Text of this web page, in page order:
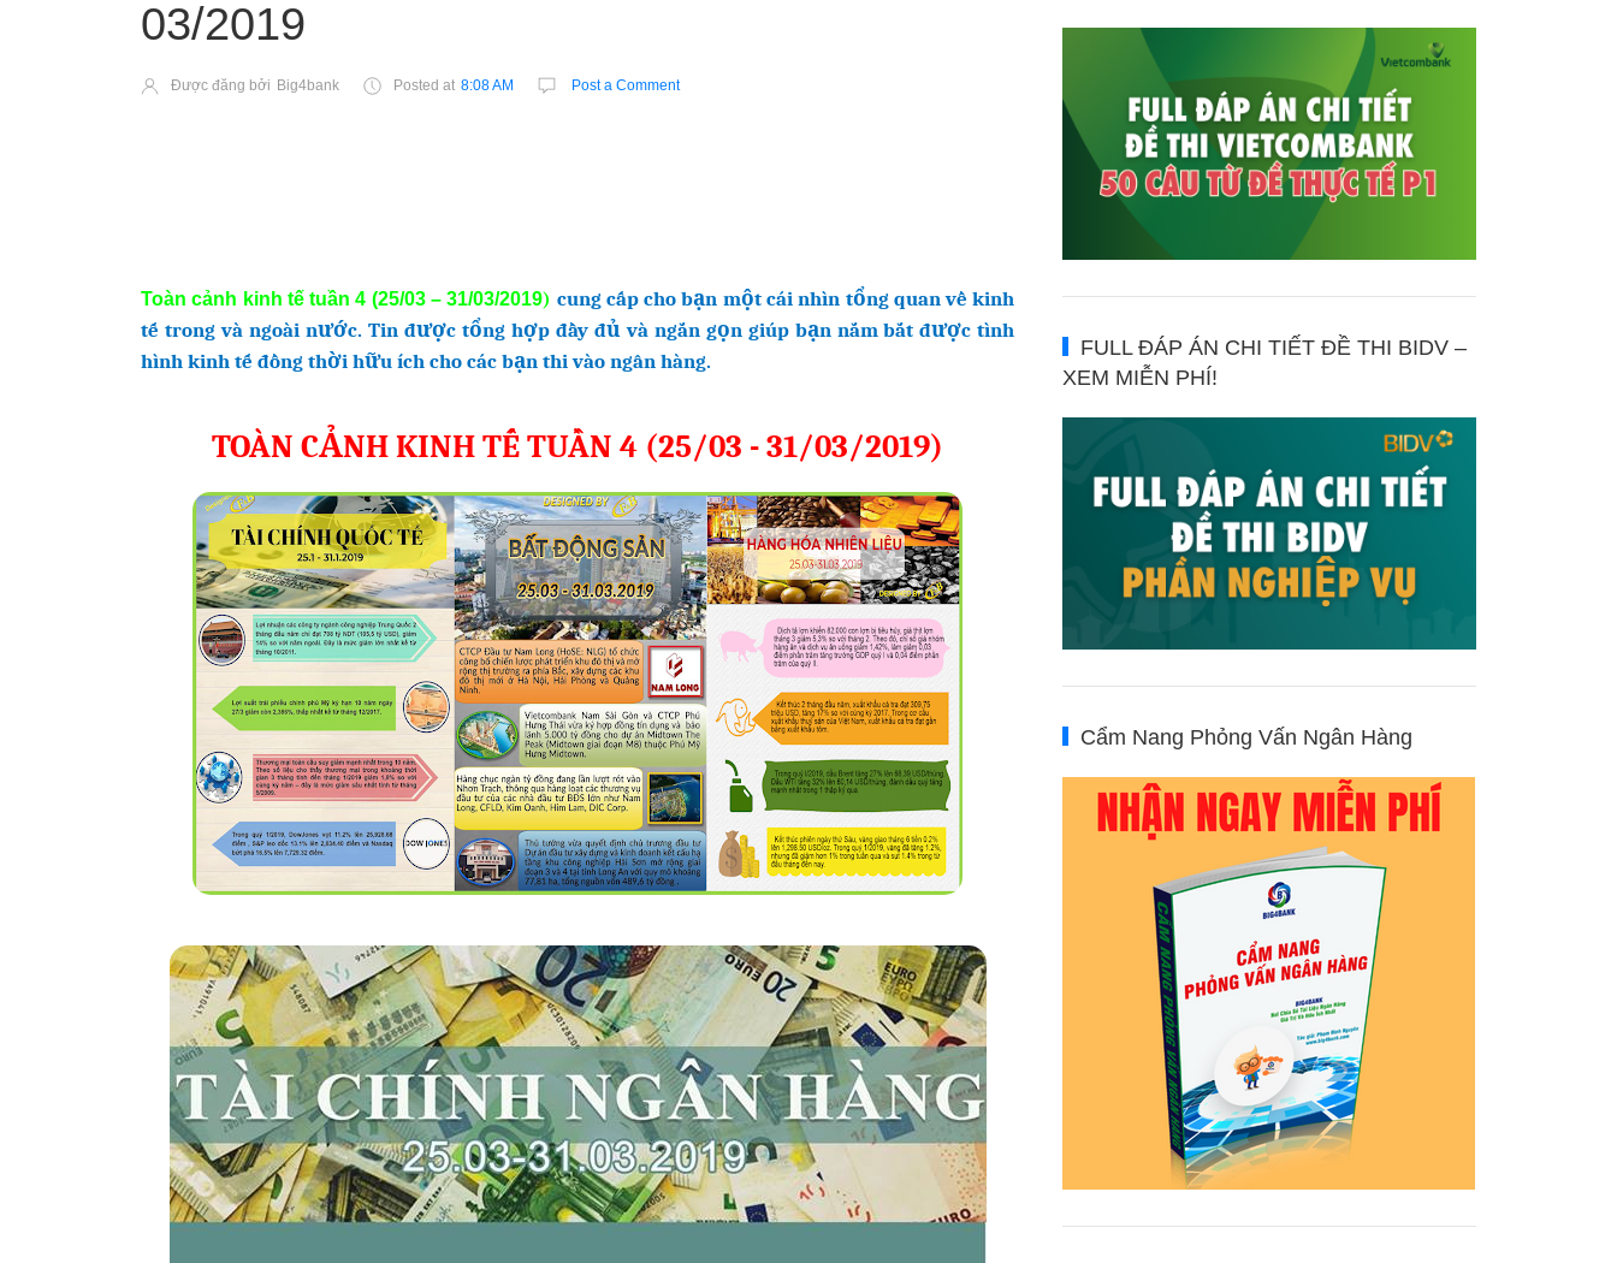
03/2019
Được đăng bởi Big4bank Posted at 8:08 AM Post a Comment
Toàn cảnh kinh tế tuần 4 (25/03 – 31/03/2019) cung cấp cho bạn một cái nhìn tổng quan về kinh
tế trong và ngoài nước. Tin được tổng hợp đầy đủ và ngắn gọn giúp bạn nắm bắt được tình
hình kinh tế đồng thời hữu ích cho các bạn thi vào ngân hàng.
TOÀN CẢNH KINH TẾ TUẦN 4 (25/03 - 31/03/2019)
FULL ĐÁP ÁN CHI TIẾT ĐỀ THI BIDV –
XEM MIỄN PHÍ!
Cẩm Nang Phỏng Vấn Ngân Hàng